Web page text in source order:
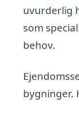
uvurderlig
som
behov.
bygninger.